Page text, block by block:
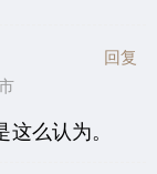
回复
么认为。